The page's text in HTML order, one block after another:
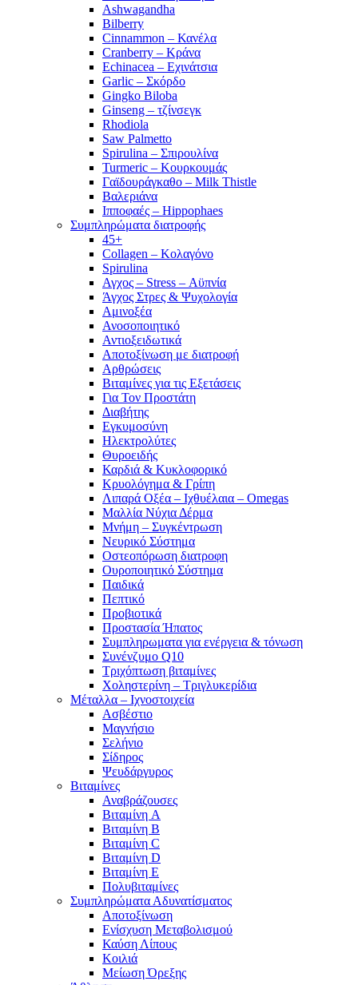
Ashwagandha
Bilberry
Cinnammon – Κανέλα
Cranberry – Κράνα
Echinacea – Εχινάτσια
Garlic – Σκόρδο
Gingko Biloba
Ginseng – τζίνσεγκ
Rhodiola
Saw Palmetto
Spirulina – Σπιρουλίνα
Turmeric – Κουρκουμάς
Γαϊδουράγκαθο – Milk Thistle
Βαλεριάνα
Ιπποφαές – Hippophaes
Συμπληρώματα διατροφής
45+
Collagen – Κολαγόνο
Spirulina
Αγχος – Stress – Αϋπνία
Άγχος Στρες & Ψυχολογία
Αμινοξέα
Ανοσοποιητικό
Αντιοξειδωτικά
Αποτοξίνωση με διατροφή
Αρθρώσεις
Βιταμίνες για τις Εξετάσεις
Για Τον Προστάτη
Διαβήτης
Εγκυμοσύνη
Ηλεκτρολύτες
Θυροειδής
Καρδιά & Κυκλοφορικό
Κρυολόγημα & Γρίπη
Λιπαρά Οξέα – Ιχθυέλαια – Omegas
Μαλλία Νύχια Δέρμα
Μνήμη – Συγκέντρωση
Νευρικό Σύστημα
Οστεοπόρωση διατροφη
Ουροποιητικό Σύστημα
Παιδικά
Πεπτικό
Προβιοτικά
Προστασία Ήπατος
Συμπληρωματα για ενέργεια & τόνωση
Συνένζυμο Q10
Τριχόπτωση βιταμίνες
Χοληστερίνη – Τριγλυκερίδια
Μέταλλα – Ιχνοστοιχεία
Ασβέστιο
Μαγνήσιο
Σελήνιο
Σίδηρος
Ψευδάργυρος
Βιταμίνες
Αναβράζουσες
Βιταμίνη A
Βιταμίνη B
Βιταμίνη C
Βιταμίνη D
Βιταμίνη E
Πολυβιταμίνες
Συμπληρώματα Αδυνατίσματος
Αποτοξίνωση
Ενίσχυση Μεταβολισμού
Καύση Λίπους
Κοιλιά
Μείωση Όρεξης